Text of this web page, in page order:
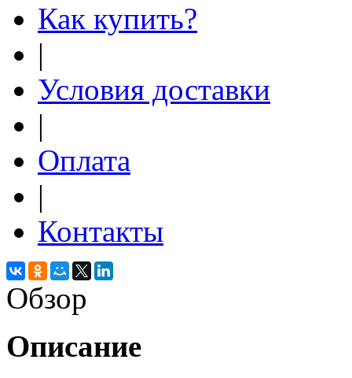
Как купить?
|
Условия доставки
|
Оплата
|
Контакты
Обзор
Описание